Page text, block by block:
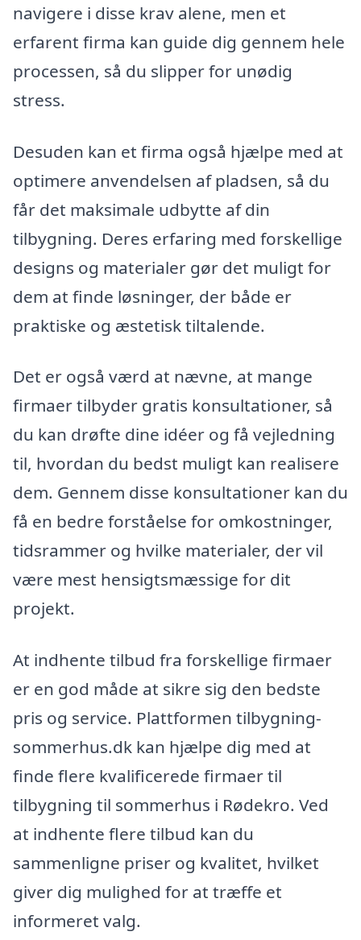
navigere i disse krav alene, men et
erfarent firma kan guide dig gennem hele
processen, så du slipper for unødig
stress.
Desuden kan et firma også hjælpe med at
optimere anvendelsen af pladsen, så du
får det maksimale udbytte af din
tilbygning. Deres erfaring med forskellige
designs og materialer gør det muligt for
dem at finde løsninger, der både er
praktiske og æstetisk tiltalende.
Det er også værd at nævne, at mange
firmaer tilbyder gratis konsultationer, så
du kan drøfte dine idéer og få vejledning
til, hvordan du bedst muligt kan realisere
dem. Gennem disse konsultationer kan du
få en bedre forståelse for omkostninger,
tidsrammer og hvilke materialer, der vil
være mest hensigtsmæssige for dit
projekt.
At indhente tilbud fra forskellige firmaer
er en god måde at sikre sig den bedste
pris og service. Plattformen tilbygning-
sommerhus.dk kan hjælpe dig med at
finde flere kvalificerede firmaer til
tilbygning til sommerhus i Rødekro. Ved
at indhente flere tilbud kan du
sammenligne priser og kvalitet, hvilket
giver dig mulighed for at træffe et
informeret valg.